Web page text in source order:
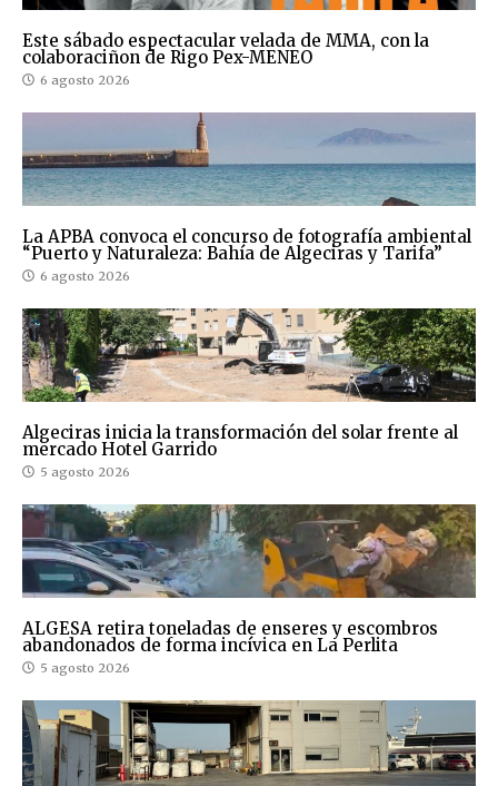
Este sábado espectacular velada de MMA, con la
colaboraciñon de Rigo Pex-MENEO
6 agosto 2026
La APBA convoca el concurso de fotografía ambiental
“Puerto y Naturaleza: Bahía de Algeciras y Tarifa”
6 agosto 2026
Algeciras inicia la transformación del solar frente al
mercado Hotel Garrido
5 agosto 2026
ALGESA retira toneladas de enseres y escombros
abandonados de forma incívica en La Perlita
5 agosto 2026